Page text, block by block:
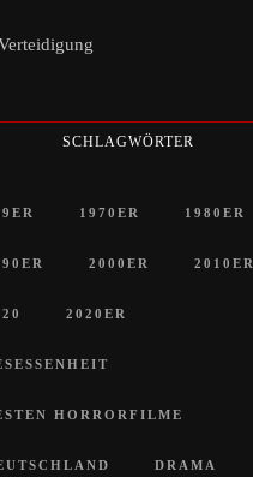
SCHLAGWÖRTER
1970ER 1980ER
2000ER 2010ER
2020ER
HORRORFILME
DRAMA